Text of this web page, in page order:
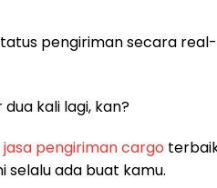
pengiriman secara real-
kali lagi, kan?
jasa pengiriman cargo
selalu ada buat kamu.